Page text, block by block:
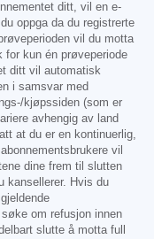
ditt, vil en e-
oppga da du registrerte
vil du motta
for kun én prøveperiode
ditt vil automatisk
i samsvar med
kjøpssiden (som er
avhengig av land
at du er en kontinuerlig,
vil
dine frem til slutten
kansellerer. Hvis du
om refusjon innen
slutte å motta full